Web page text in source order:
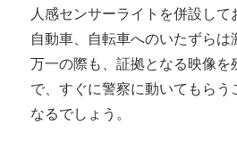
人感センサーライトを併設して
自動車、自転車へのいたずらは
万一の際も、証拠となる映像
で、すぐに警察に動いてもらう
なるでしょう。